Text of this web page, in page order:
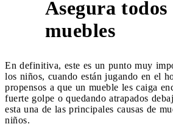
Asegura todos
muebles
En definitiva, este es un punto muy
los niños, cuando están jugando en el
propensos a que un mueble les caiga
fuerte golpe o quedando atrapados
esta una de las principales causas de
niños.